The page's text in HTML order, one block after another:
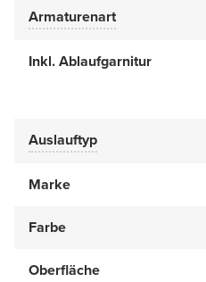
Armaturenart
Inkl. Ablaufgarnitur
Auslauftyp
Marke
Farbe
Oberfläche